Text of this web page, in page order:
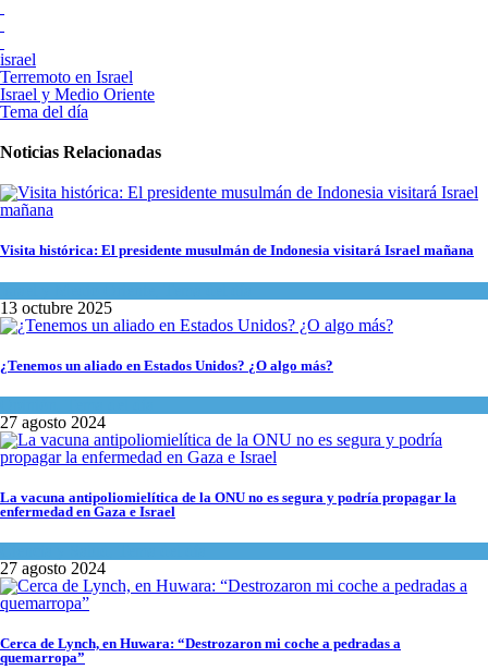
israel
Terremoto en Israel
Israel y Medio Oriente
Tema del día
Noticias Relacionadas
Visita histórica: El presidente musulmán de Indonesia visitará Israel mañana
13 octubre 2025
¿Tenemos un aliado en Estados Unidos? ¿O algo más?
27 agosto 2024
La vacuna antipoliomielítica de la ONU no es segura y podría propagar la
enfermedad en Gaza e Israel
27 agosto 2024
Cerca de Lynch, en Huwara: “Destrozaron mi coche a pedradas a
quemarropa”